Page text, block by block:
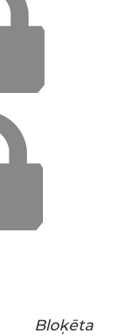
Bloķēta